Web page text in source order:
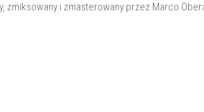
zmiksowany i zmasterowany przez Marco